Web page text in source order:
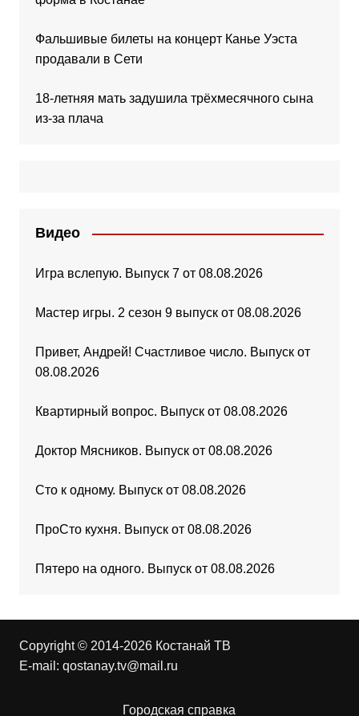
Фальшивые билеты на концерт Канье Уэста
продавали в Сети
18-летняя мать задушила трёхмесячного сына
из-за плача
Видео
Игра вслепую. Выпуск 7 от 08.08.2026
Мастер игры. 2 сезон 9 выпуск от 08.08.2026
Привет, Андрей! Счастливое число. Выпуск от
08.08.2026
Квартирный вопрос. Выпуск от 08.08.2026
Доктор Мясников. Выпуск от 08.08.2026
Сто к одному. Выпуск от 08.08.2026
ПроСто кухня. Выпуск от 08.08.2026
Пятеро на одного. Выпуск от 08.08.2026
Copyright © 2014-2026 Костанай ТВ
E-mail: qostanay.tv@mail.ru
Городская справка